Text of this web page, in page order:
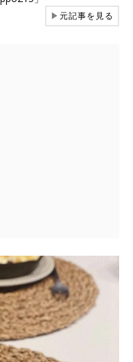
▶元記事を見る